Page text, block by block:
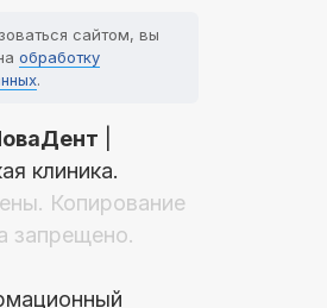
сайтом, вы
обработку
.
клиника.
Копирование
запрещено.